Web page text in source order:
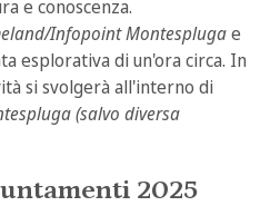
e conoscenza.
Infopoint Montesplugae
esplorativa di un'ora circa. In
si svolgerà all'interno di
(salvo diversa
2025